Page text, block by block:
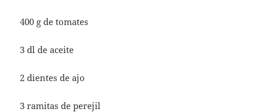
400 g de tomates
3 dl de aceite
2 dientes de ajo
3 ramitas de perejil